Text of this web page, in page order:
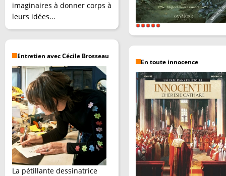
imaginaires à donner corps à
leurs idées...
Entretien avec Cécile Brosseau
La pétillante dessinatrice
En toute innocence